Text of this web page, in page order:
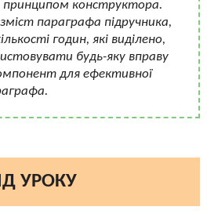
принципом конструктора.
параграфа підручника,
годин, які виділено,
будь-яку вправу
для ефективної
УРОКУ